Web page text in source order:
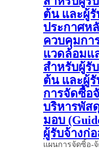
ต้น และผู้รั
ประกาศห
ควบคุมกา
แวดล้อมแ
สำหรับผู้รั
ต้น และผู้รั
การจัดซื้อ
บริหารพัส
มอบ
ผู้รับจ้างก่อ
แผนการจัดซิ้อ-จั